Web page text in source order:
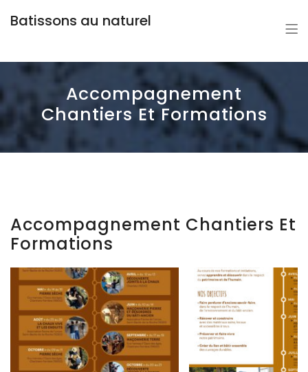
Batissons au naturel
Accompagnement
Chantiers Et Formations
Accompagnement Chantiers Et
Formations